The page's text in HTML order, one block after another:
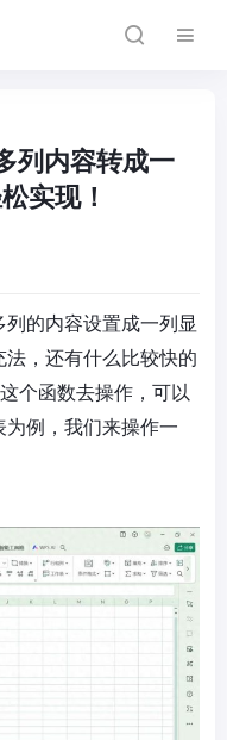
列内容转成一
实现！
的内容设置成一列显
，还有什么比较快的
个函数去操作，可以
例，我们来操作一